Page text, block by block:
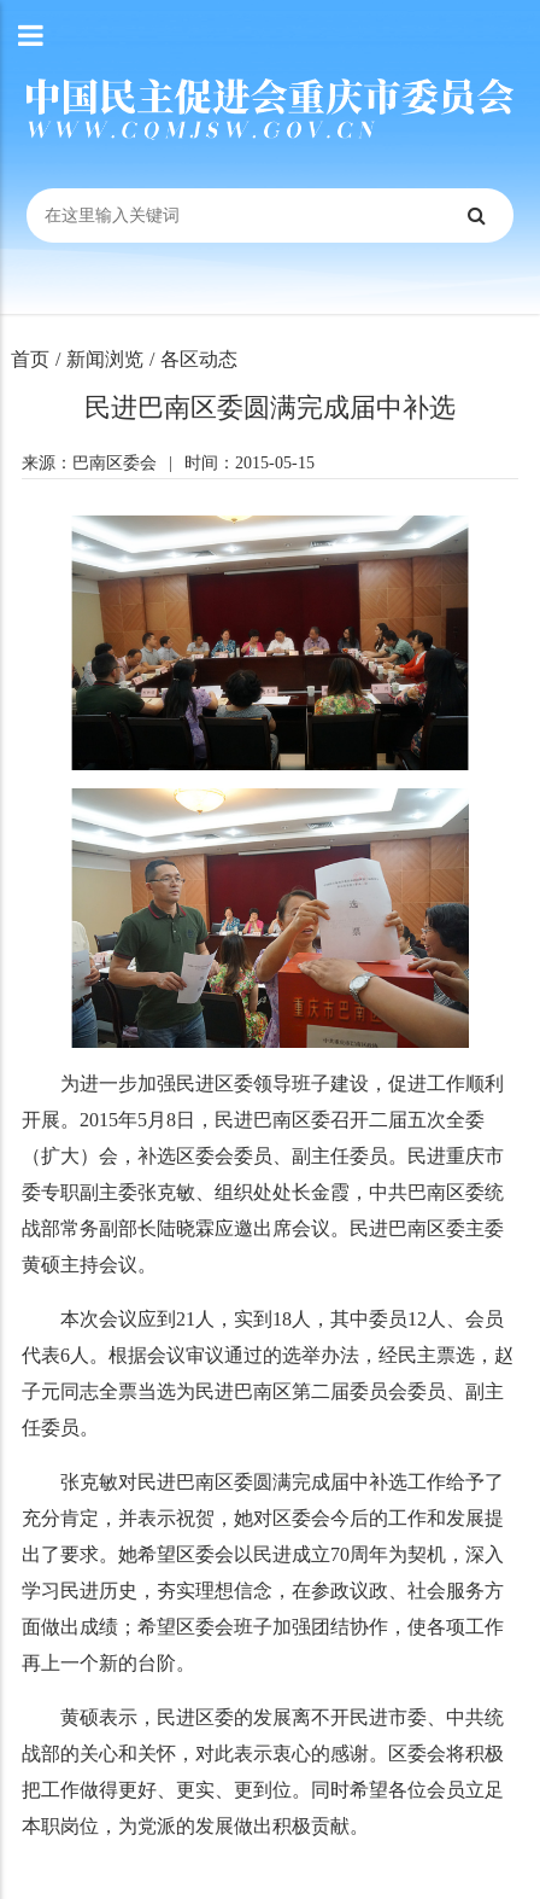
首页 / 新闻浏览 / 各区动态
民进巴南区委圆满完成届中补选
来源：巴南区委会 时间：2015-05-15
为进一步加强民进区委领导班子建设，促进工作顺利
开展。2015年5月8日，民进巴南区委召开二届五次全委
（扩大）会，补选区委会委员、副主任委员。民进重庆市
委专职副主委张克敏、组织处处长金霞，中共巴南区委统
战部常务副部长陆晓霖应邀出席会议。民进巴南区委主委
黄硕主持会议。
本次会议应到21人，实到18人，其中委员12人、会员
代表6人。根据会议审议通过的选举办法，经民主票选，赵
子元同志全票当选为民进巴南区第二届委员会委员、副主
任委员。
张克敏对民进巴南区委圆满完成届中补选工作给予了
充分肯定，并表示祝贺，她对区委会今后的工作和发展提
出了要求。她希望区委会以民进成立70周年为契机，深入
学习民进历史，夯实理想信念，在参政议政、社会服务方
面做出成绩；希望区委会班子加强团结协作，使各项工作
再上一个新的台阶。
黄硕表示，民进区委的发展离不开民进市委、中共统
战部的关心和关怀，对此表示衷心的感谢。区委会将积极
把工作做得更好、更实、更到位。同时希望各位会员立足
本职岗位，为党派的发展做出积极贡献。